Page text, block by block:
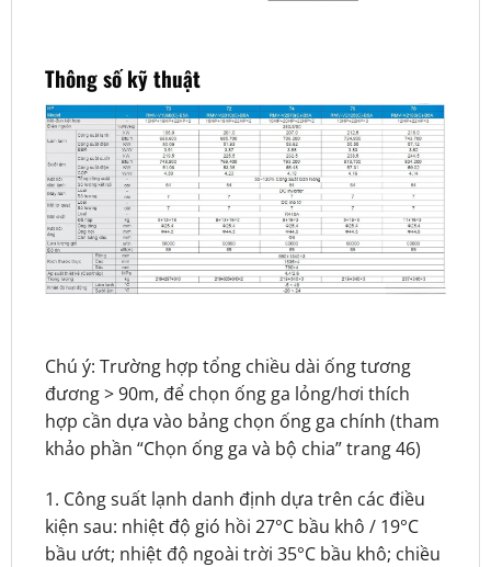
Thông số kỹ thuật
Chú ý: Trường hợp tổng chiều dài ống tương
đương > 90m, để chọn ống ga lỏng/hơi thích
hợp cần dựa vào bảng chọn ống ga chính (tham
khảo phần “Chọn ống ga và bộ chia” trang 46)
1. Công suất lạnh danh định dựa trên các điều
kiện sau: nhiệt độ gió hồi 27°C bầu khô / 19°C
bầu ướt; nhiệt độ ngoài trời 35°C bầu khô; chiều